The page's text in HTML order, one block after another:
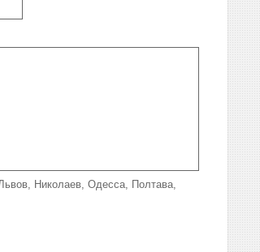
Николаев, Одесса, Полтава,
Черных и др. .).